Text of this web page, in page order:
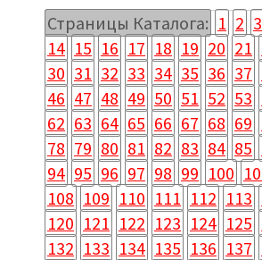
Страницы Каталога: 1 2 3
14 15 16 17 18 19 20 21
30 31 32 33 34 35 36 37
46 47 48 49 50 51 52 53
62 63 64 65 66 67 68 69
78 79 80 81 82 83 84 85
94 95 96 97 98 99 100
108 109 110 111 112 113
120 121 122 123 124 125
132 133 134 135 136 137